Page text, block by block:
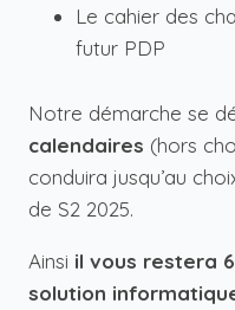
Le cahier des
futur PDP
Notre démarche se
calendaires (hors
conduira jusqu’au
de S2 2025.
Ainsi il vous restera
solution